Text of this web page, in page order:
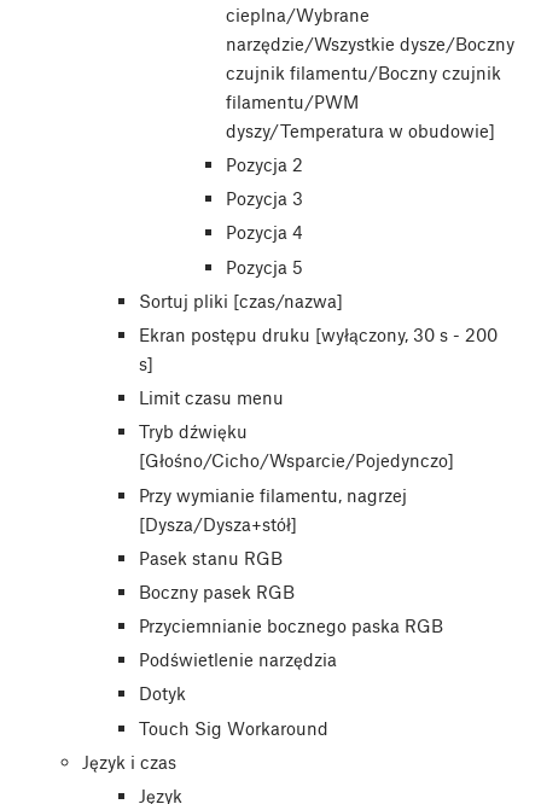
cieplna/Wybrane
narzędzie/Wszystkie dysze/Boczny
czujnik filamentu/Boczny czujnik
filamentu/PWM
dyszy/Temperatura w obudowie]
Pozycja 2
Pozycja 3
Pozycja 4
Pozycja 5
Sortuj pliki [czas/nazwa]
Ekran postępu druku [wyłączony, 30 s - 200
s]
Limit czasu menu
Tryb dźwięku
[Głośno/Cicho/Wsparcie/Pojedynczo]
Przy wymianie filamentu, nagrzej
[Dysza/Dysza+stół]
Pasek stanu RGB
Boczny pasek RGB
Przyciemnianie bocznego paska RGB
Podświetlenie narzędzia
Dotyk
Touch Sig Workaround
Język i czas
Język